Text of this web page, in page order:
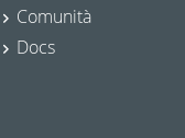
Comunità
Docs